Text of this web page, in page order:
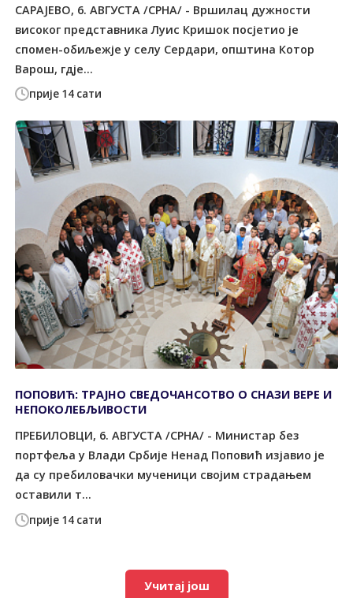
прије 14 сати
САРАЈЕВО, 6. АВГУСТА /СРНА/ - Вршилац дужности
високог представника Луис Кришок посјетио је
спомен-обиљежје у селу Сердари, општина Котор
Варош, гдје...
прије 14 сати
ПОПОВИЋ: ТРАЈНО СВЕДОЧАНСОТВО О СНАЗИ ВЕРЕ И
НЕПОКОЛЕБЉИВОСТИ
ПРЕБИЛОВЦИ, 6. АВГУСТА /СРНА/ - Министар без
портфеља у Влади Србије Ненад Поповић изјавио је
да су пребиловачки мученици својим страдањем
оставили т...
Учитај још